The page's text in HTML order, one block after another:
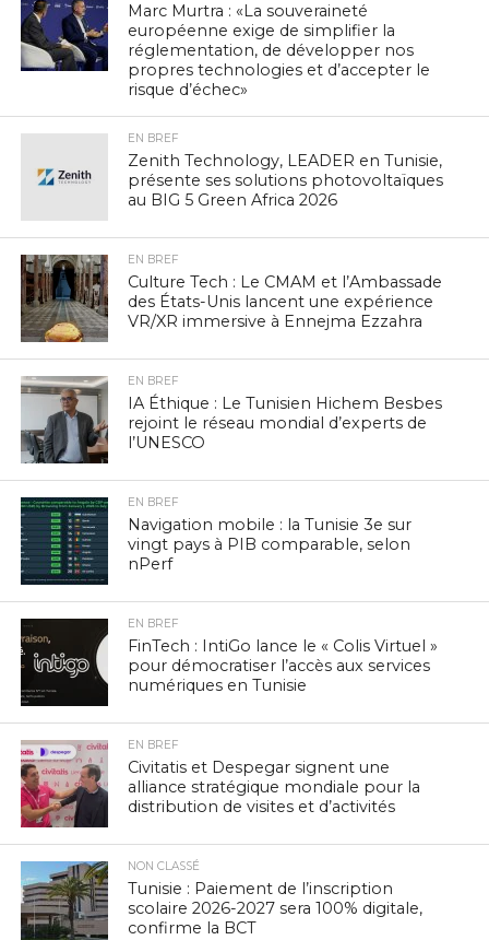
Marc Murtra : «La souveraineté
européenne exige de simplifier la
réglementation, de développer nos
propres technologies et d’accepter le
risque d’échec»
EN BREF
Zenith Technology, LEADER en Tunisie,
présente ses solutions photovoltaïques
au BIG 5 Green Africa 2026
EN BREF
Culture Tech : Le CMAM et l’Ambassade
des États-Unis lancent une expérience
VR/XR immersive à Ennejma Ezzahra
EN BREF
IA Éthique : Le Tunisien Hichem Besbes
rejoint le réseau mondial d’experts de
l’UNESCO
EN BREF
Navigation mobile : la Tunisie 3e sur
vingt pays à PIB comparable, selon
nPerf
EN BREF
FinTech : IntiGo lance le « Colis Virtuel »
pour démocratiser l’accès aux services
numériques en Tunisie
EN BREF
Civitatis et Despegar signent une
alliance stratégique mondiale pour la
distribution de visites et d’activités
NON CLASSÉ
Tunisie : Paiement de l’inscription
scolaire 2026-2027 sera 100% digitale,
confirme la BCT